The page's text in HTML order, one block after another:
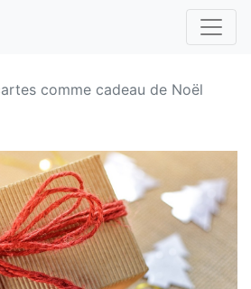
comme cadeau de Noël